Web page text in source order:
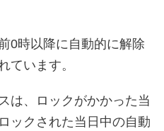
0時以降に自動的に解除
ています。
は、ロックがかかった当
ックされた当日中の自動